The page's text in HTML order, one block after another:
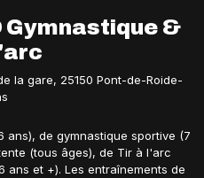
Gymnastique &
la gare, 25150 Pont-de-Roide-
ans), de gymnastique sportive (7
(tous âges), de Tir à l'arc
ans et +). Les entraînements de